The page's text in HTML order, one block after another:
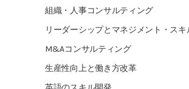
組織・人事コンサルティング
リーダーシップとマネジメント・ス
M&Aコンサルティング
生産性向上と働き方改革